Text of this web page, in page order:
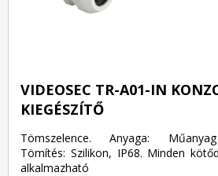
VIDEOSEC TR-A01-IN
KIEGÉSZÍTŐ
Tömszelence. Anyaga:
Tömítés: Szilikon, IP68. Minden
alkalmazható